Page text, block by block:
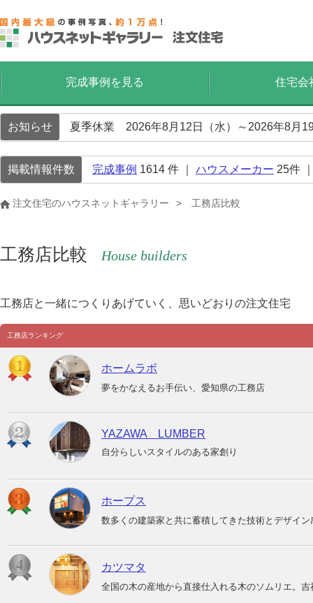
完成事例を見る 住宅会
お知らせ 夏季休業 2026年8月12日（水）～2026年8月
掲載情報件数 完成事例 1614 件 ｜ ハウスメーカー 25件
注文住宅のハウスネットギャラリー 工務店比較
工務店比較 House builders
工務店と一緒につくりあげていく、思いどおりの注文住宅
工務店ランキング
ホームラボ
夢をかなえるお手伝い、愛知県の工務店
YAZAWA LUMBER
自分らしいスタイルのある家創り
ホープス
数多くの建築家と共に蓄積してきた技術とデザイ
カツマタ
全国の木の産地から直接仕入れる木のソムリエ。吉